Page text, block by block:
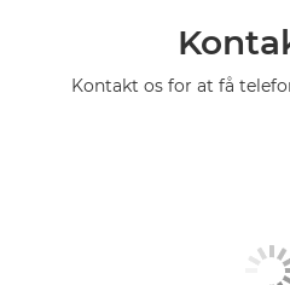
Kontakt os for at få